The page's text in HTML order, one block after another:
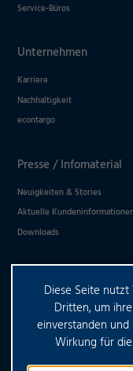
Service-Büros
Unternehmen
Karriere
Nachhaltigkeit
econtargo
Presse / Infomaterial
Neuigkeiten & Stories
Aktuelle
Downloads
HABEN
Diese Seite
Dritten, um
einverstanden
Wirkung für